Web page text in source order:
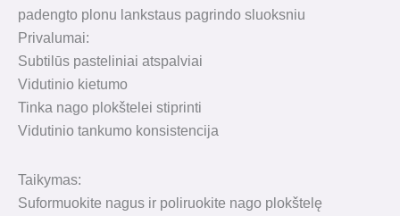
padengto plonu lankstaus pagrindo sluoksniu
Privalumai:
Subtilūs pasteliniai atspalviai
Vidutinio kietumo
Tinka nago plokštelei stiprinti
Vidutinio tankumo konsistencija
Taikymas:
Suformuokite nagus ir poliruokite nago plokštelę